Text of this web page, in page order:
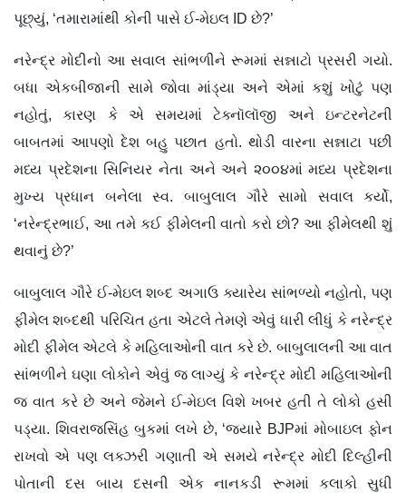
પૂછ્યું, ‘તમારામાંથી કોની પાસે ઈ-મેઇલ ID છે?’
નરેન્દ્ર મોદીનો આ સવાલ સાંભળીને રૂમમાં સન્નાટો પ્રસરી ગયો.
બધા એકબીજાની સામે જોવા માંડ્યા અને એમાં કશું ખોટું પણ
નહોતું, કારણ કે એ સમયમાં ટેક્નૉલૉજી અને ઇન્ટરનેટની
બાબતમાં આપણો દેશ બહુ પછાત હતો. થોડી વારના સન્નાટા પછી
મધ્ય પ્રદેશના સિનિયર નેતા અને અને ૨૦૦૪માં મધ્ય પ્રદેશના
મુખ્ય પ્રધાન બનેલા સ્વ. બાબુલાલ ગૌરે સામો સવાલ કર્યો,
‘નરેન્દ્રભાઈ, આ તમે કઈ ફીમેલની વાતો કરો છો? આ ફીમેલથી શું
થવાનું છે?’
બાબુલાલ ગૌરે ઈ-મેઇલ શબ્દ અગાઉ ક્યારેય સાંભળ્યો નહોતો, પણ
ફીમેલ શબ્દથી પરિચિત હતા એટલે તેમણે એવું ધારી લીધું કે નરેન્દ્ર
મોદી ફીમેલ એટલે કે મહિલાઓની વાત કરે છે. બાબુલાલની આ વાત
સાંભળીને ઘણા લોકોને એવું જ લાગ્યું કે નરેન્દ્ર મોદી મહિલાઓની
જ વાત કરે છે અને જેમને ઈ-મેઇલ વિશે ખબર હતી તે લોકો હસી
પડ્યા. શિવરાજસિંહ બુકમાં લખે છે, ‘જ્યારે BJPમાં મોબાઇલ ફોન
રાખવો એ પણ લક્ઝરી ગણાતી એ સમયે નરેન્દ્ર મોદી દિલ્હીની
પોતાની દસ બાય દસની એક નાનકડી રૂમમાં કલાકો સુધી